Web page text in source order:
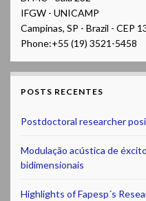
IFGW - UNICAMP
Campinas, SP - Brazil - CEP
Phone:+55 (19) 3521-5458
POSTS RECENTES
Postdoctoral researcher
Modulação acústica de
bidimensionais
Highlights of Fapesp´s